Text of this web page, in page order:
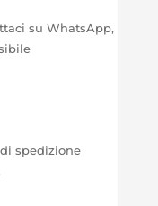
su WhatsApp,
spedizione